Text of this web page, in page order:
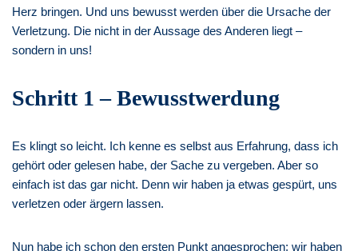
Herz bringen. Und uns bewusst werden über die Ursache der
Verletzung. Die nicht in der Aussage des Anderen liegt –
sondern in uns!
Schritt 1 – Bewusstwerdung
Es klingt so leicht. Ich kenne es selbst aus Erfahrung, dass ich
gehört oder gelesen habe, der Sache zu vergeben. Aber so
einfach ist das gar nicht. Denn wir haben ja etwas gespürt, uns
verletzen oder ärgern lassen.
Nun habe ich schon den ersten Punkt angesprochen: wir haben